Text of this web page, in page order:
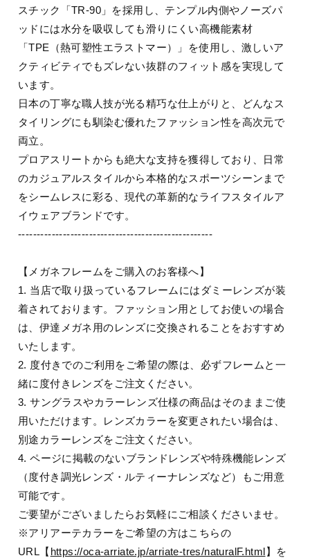
スチック「TR-90」を採用し、テンプル内側やノーズパ
ッドには水分を吸収しても滑りにくい高機能素材
「TPE（熱可塑性エラストマー）」を使用し、激しいア
クティビティでもズレない抜群のフィット感を実現して
います。
日本の丁寧な職人技が光る精巧な仕上がりと、どんなス
タイリングにも馴染む優れたファッション性を高次元で
両立。
プロアスリートからも絶大な支持を獲得しており、日常
のカジュアルスタイルから本格的なスポーツシーンまで
をシームレスに彩る、現代の革新的なライフスタイルア
イウェアブランドです。
----------------------------------------------------
【メガネフレームをご購入のお客様へ】
1. 当店で取り扱っているフレームにはダミーレンズが装
着されております。ファッション用としてお使いの場合
は、伊達メガネ用のレンズに交換されることをおすすめ
いたします。
2. 度付きでのご利用をご希望の際は、必ずフレームと一
緒に度付きレンズをご注文ください。
3. サングラスやカラーレンズ仕様の商品はそのままご使
用いただけます。レンズカラーを変更されたい場合は、
別途カラーレンズをご注文ください。
4. ページに掲載のないブランドレンズや特殊機能レンズ
（度付き調光レンズ・ルティーナレンズなど）もご用意
可能です。
ご要望がございましたらお気軽にご相談くださいませ。
※アリアーテカラーをご希望の方はこちらの
URL【 https://oca-arriate.jp/arriate-tres/naturalF.html】を